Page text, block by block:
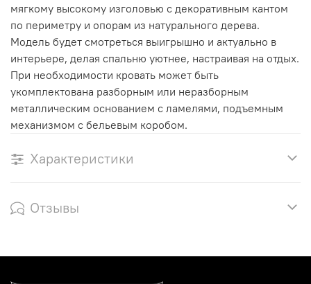
мягкому высокому изголовью с декоративным кантом
по периметру и опорам из натурального дерева.
Модель будет смотреться выигрышно и актуально в
интерьере, делая спальню уютнее, настраивая на отдых.
При необходимости кровать может быть
укомплектована разборным или неразборным
металлическим основанием с ламелями, подъемным
механизмом с бельевым коробом.
Характеристики
Отзывы